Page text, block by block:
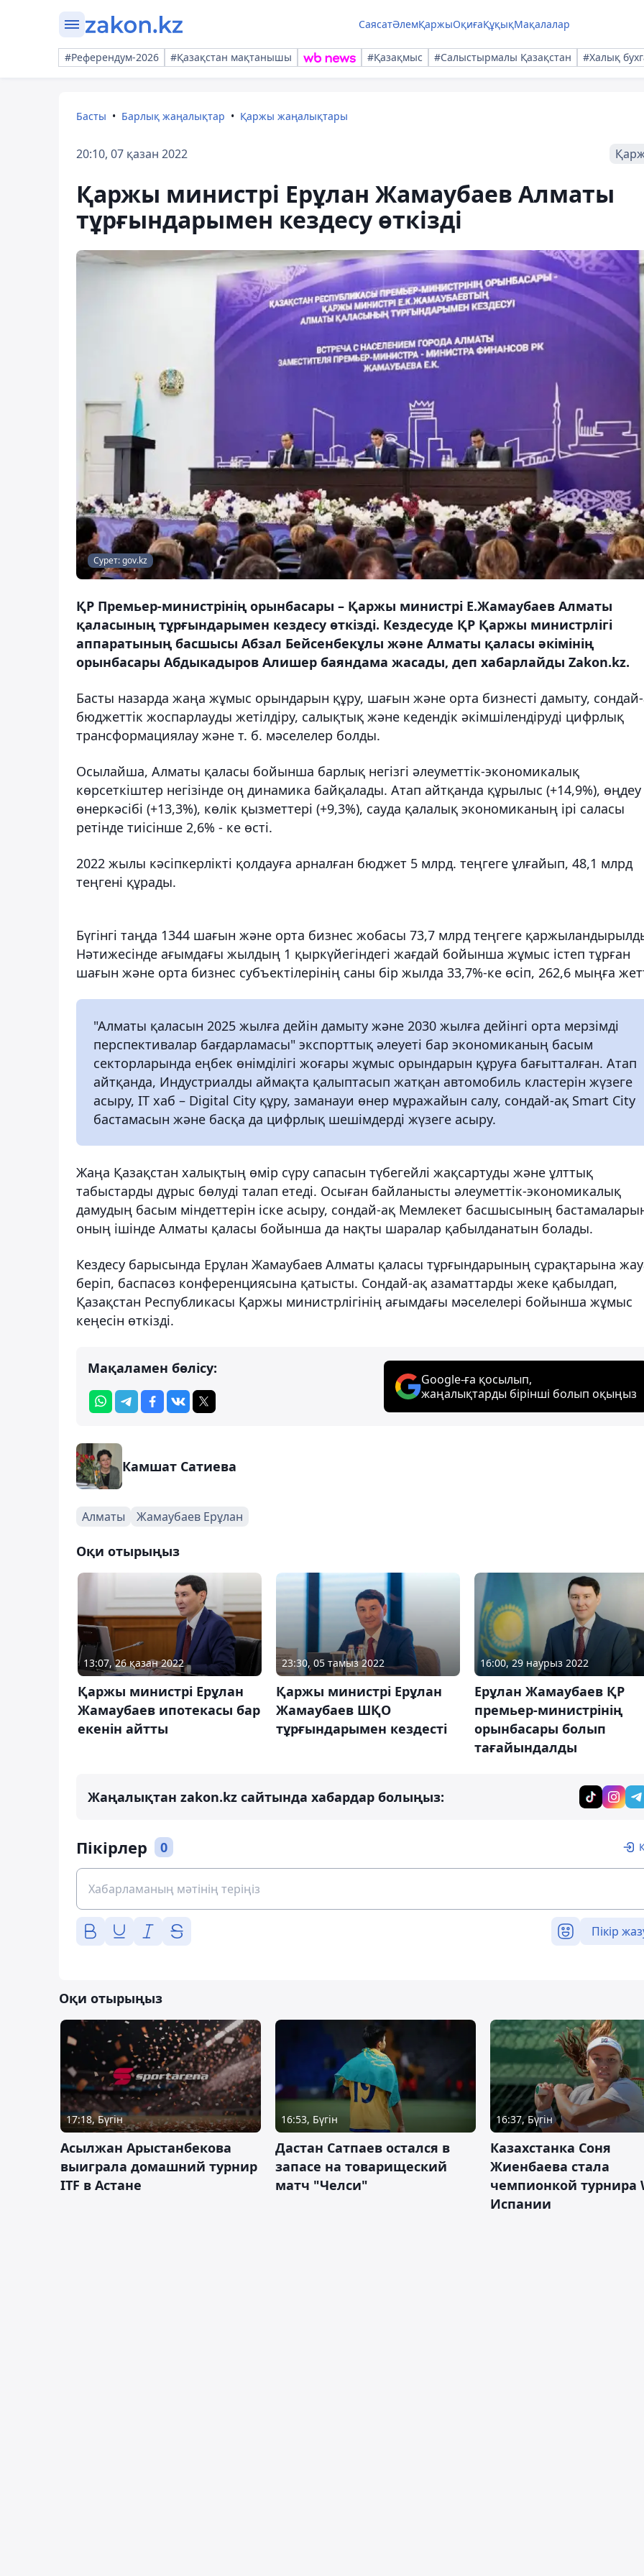
СаясатӘлемҚаржыОқиғаҚұқықМақалалар
#Референдум-2026 #Қазақстан мақтанышы #Қазақмыс #Салыстырмалы Қазақстан #Халық
Басты Барлық жаңалықтар Қаржы жаңалықтары
20:10, 07 қазан 2022
Қаржы министрі Ерұлан Жамаубаев Алматы
тұрғындарымен кездесу өткізді
Сурет: gov.kz
ҚР Премьер-министрінің орынбасары – Қаржы министрі Е.Жамаубаев Алматы
қаласының тұрғындарымен кездесу өткізді. Кездесуде ҚР Қаржы министрлігі
аппаратының басшысы Абзал Бейсенбекұлы және Алматы қаласы әкімінің
орынбасары Абдыкадыров Алишер баяндама жасады, деп хабарлайды Zakon.kz.
Басты назарда жаңа жұмыс орындарын құру, шағын және орта бизнесті дамыту,
бюджеттік жоспарлауды жетілдіру, салықтық және кедендік әкімшілендіруді цифрлық
трансформациялау және т. б. мәселелер болды.
Осылайша, Алматы қаласы бойынша барлық негізгі әлеуметтік-экономикалық
көрсеткіштер негізінде оң динамика байқалады. Атап айтқанда құрылыс (+14,9%), өңдеу
өнеркәсібі (+13,3%), көлік қызметтері (+9,3%), сауда қалалық экономиканың ірі саласы
ретінде тиісінше 2,6% - ке өсті.
2022 жылы кәсіпкерлікті қолдауға арналған бюджет 5 млрд. теңгеге ұлғайып, 48,1 млрд
теңгені құрады.
Бүгінгі таңда 1344 шағын және орта бизнес жобасы 73,7 млрд теңгеге
Нәтижесінде ағымдағы жылдың 1 қыркүйегіндегі жағдай бойынша жұмыс істеп тұрған
шағын және орта бизнес субъектілерінің саны бір жылда 33,7%-ке өсіп, 262,6 мыңға
"Алматы қаласын 2025 жылға дейін дамыту және 2030 жылға дейінгі орта мерзімді
перспективалар бағдарламасы" экспорттық әлеуеті бар экономиканың басым
секторларында еңбек өнімділігі жоғары жұмыс орындарын құруға бағытталған. Атап
айтқанда, Индустриалды аймақта қалыптасып жатқан автомобиль кластерін жүзеге
асыру, IT хаб – Digital City құру, заманауи өнер мұражайын салу, сондай-ақ Smart City
бастамасын және басқа да цифрлық шешімдерді жүзеге асыру.
Жаңа Қазақстан халықтың өмір сүру сапасын түбегейлі жақсартуды және ұлттық
табыстарды дұрыс бөлуді талап етеді. Осыған байланысты әлеуметтік-экономикалық
дамудың басым міндеттерін іске асыру, сондай-ақ Мемлекет басшысының
оның ішінде Алматы қаласы бойынша да нақты шаралар қабылданатын болады.
Кездесу барысында Ерұлан Жамаубаев Алматы қаласы тұрғындарының сұрақтарына
беріп, баспасөз конференциясына қатысты. Сондай-ақ азаматтарды жеке қабылдап,
Қазақстан Республикасы Қаржы министрлігінің ағымдағы мәселелері бойынша жұмыс
кеңесін өткізді.
Мақаламен бөлісу:
Google-ға қосылып,
жаңалықтарды бірінші болып оқыңыз
Камшат Сатиева
Алматы Жамаубаев Ерұлан
Оқи отырыңыз
13:07, 26 қазан 2022
Қаржы министрі Ерұлан
Жамаубаев ипотекасы бар
екенін айтты
23:30, 05 тамыз 2022
Қаржы министрі Ерұлан
Жамаубаев ШҚО
тұрғындарымен кездесті
16:00, 29 наурыз 2022
Ерұлан Жамаубаев ҚР
премьер-министрінің
орынбасары болып
тағайындалды
Жаңалықтан zakon.kz сайтында хабардар болыңыз:
Пікірлер 0
Пікір
Оқи отырыңыз
17:18, Бүгін
Асылжан Арыстанбекова
выиграла домашний турнир
ITF в Астане
16:53, Бүгін
Дастан Сатпаев остался в
запасе на товарищеский
матч "Челси"
16:37, Бүгін
Казахстанка Соня
Жиенбаева стала
чемпионкой турнира
Испании